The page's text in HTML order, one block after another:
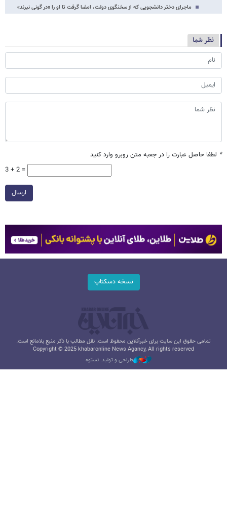
ماجرای دختر دانشجویی که از سخنگوی دولت، امضا گرفت تا او را «در گونی نبرند»
نظر شما
* لطفا حاصل عبارت را در جعبه متن روبرو وارد کنید
3 + 2 =
ارسال
نسخه دسکتاپ
تمامی حقوق این سایت برای خبرآنلاین محفوظ است. نقل مطالب با ذکر منبع بلامانع است.
Copyright © 2025 khabaronline News Agancy, All rights reserved
طراحی و تولید: نستوه